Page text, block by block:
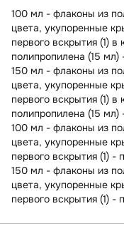
100 мл - флаконы из
цвета, укупоренные
первого вскрытия (1)
полипропилена (15 мл)
150 мл - флаконы из
цвета, укупоренные
первого вскрытия (1)
полипропилена (15 мл)
100 мл - флаконы из
цвета, укупоренные
первого вскрытия (1) -
150 мл - флаконы из
цвета, укупоренные
первого вскрытия (1) -